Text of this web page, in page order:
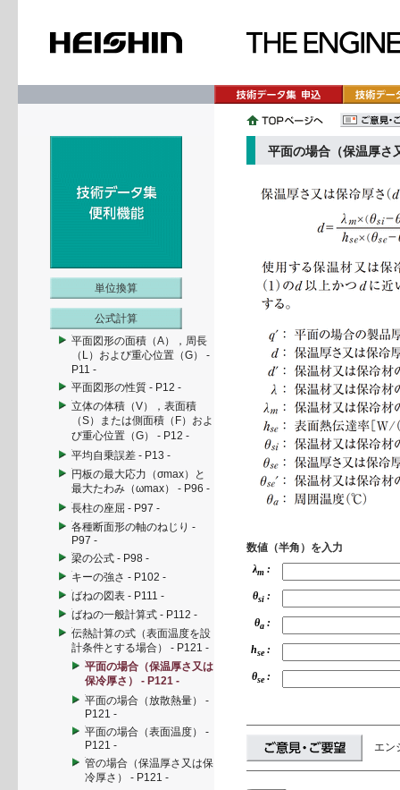
単位換算
公式計算
平面図形の面積（A），周長
（L）および重心位置（G） -
P11 -
平面図形の性質 - P12 -
立体の体積（V），表面積
（S）または側面積（F）およ
び重心位置（G） - P12 -
平均自乗誤差 - P13 -
円板の最大応力（σmax）と
最大たわみ（ωmax） - P96 -
長柱の座屈 - P97 -
各種断面形の軸のねじり -
P97 -
梁の公式 - P98 -
キーの強さ - P102 -
ばねの図表 - P111 -
ばねの一般計算式 - P112 -
伝熱計算の式（表面温度を設
計条件とする場合） - P121 -
平面の場合（保温厚さ又は
保冷厚さ） - P121 -
平面の場合（放散熱量） -
P121 -
平面の場合（表面温度） -
P121 -
管の場合（保温厚さ又は保
冷厚さ） - P121 -
平面の場合（保温厚さ
数値（半角）を入力
λm :
θsi :
θa :
hse:
θse:
エン